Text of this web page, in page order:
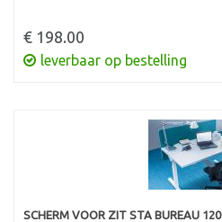
€ 198.00
leverbaar op bestelling
SCHERM VOOR ZIT STA BUREAU 120